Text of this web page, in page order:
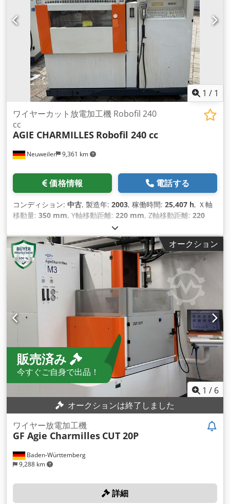
1 / 1
Neuweiler 9,361 km
ワイヤーカット放電加工機 Robofil 240
cc
AGIE CHARMILLES Robofil 240 cc
価格情報 電話する
コンディション: 中古, 製造年: 2003, 稼働時間: 25,407 h, Ｘ軸
移動量: 350 mm, Y軸移動距離: 220 mm, Z軸移動距離: 220
オークション
販売済み
今すぐご自身で出品！
1 / 6
オークションは終了しました
Baden-Württemberg
9,288 km
ワイヤー放電加工機
GF Agie Charmilles CUT 20P
詳細